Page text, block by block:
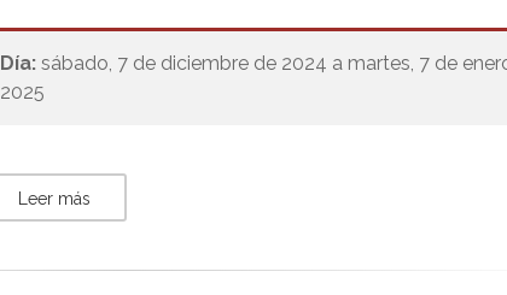
Día:sábado, 7 de diciembre de 2024 a martes, 7 de
2025
Leer más